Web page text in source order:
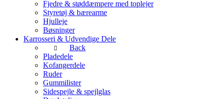
Fjedre & støddæmpere med toplejer
Styretøj & bærearme
Hjulleje
Bøsninger
Karrosseri & Udvendige Dele
Back
Pladedele
Kofangerdele
Ruder
Gummilister
Sidespejle & spejlglas